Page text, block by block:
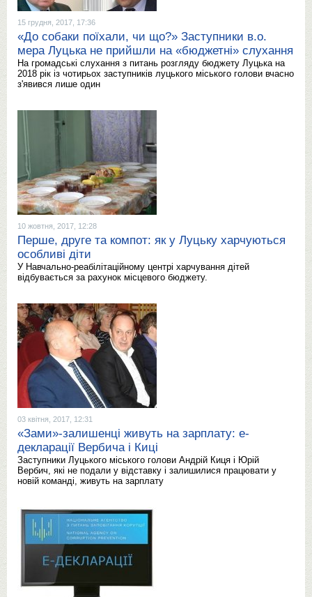
15 грудня, 2017, 17:36
«До собаки поїхали, чи що?» Заступники в.о.
мера Луцька не прийшли на «бюджетні» слухання
На громадські слухання з питань розгляду бюджету Луцька на
2018 рік із чотирьох заступників луцького міського голови вчасно
з'явився лише один
10 жовтня, 2017, 12:28
Перше, друге та компот: як у Луцьку харчуються
особливі діти
У Навчально-реабілітаційному центрі харчування дітей
відбувається за рахунок місцевого бюджету.
03 квітня, 2017, 12:31
«Зами»-залишенці живуть на зарплату: е-
декларації Вербича і Киці
Заступники Луцького міського голови Андрій Киця і Юрій
Вербич, які не подали у відставку і залишилися працювати у
новій команді, живуть на зарплату